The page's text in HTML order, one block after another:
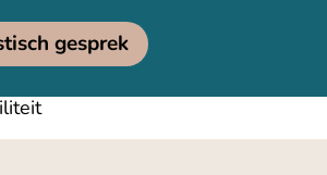
gesprek